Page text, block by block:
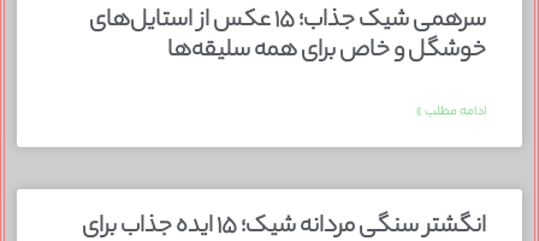
سرهمی شیک جذاب؛ ۱۵ عکس از استایل‌های
خوشگل و خاص برای همه سلیقه‌ها
ادامه مطلب »
انگشتر سنگی مردانه شیک؛ ۱۵ ایده جذاب برای